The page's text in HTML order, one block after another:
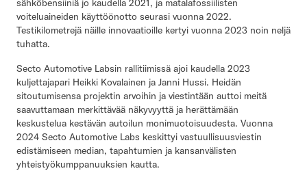
sähköbensiiniä jo kaudella 2021, ja matalafossiilisten
voiteluaineiden käyttöönotto seurasi vuonna 2022.
Testikilometrejä näille innovaatioille kertyi vuonna 2023 noin neljä
tuhatta.
Secto Automotive Labsin rallitiimissä ajoi kaudella 2023
kuljettajapari Heikki Kovalainen ja Janni Hussi. Heidän
sitoutumisensa projektin arvoihin ja viestintään auttoi meitä
saavuttamaan merkittävää näkyvyyttä ja herättämään
keskustelua kestävän autoilun monimuotoisuudesta. Vuonna
2024 Secto Automotive Labs keskittyi vastuullisuusviestin
edistämiseen median, tapahtumien ja kansanvälisten
yhteistyökumppanuuksien kautta.